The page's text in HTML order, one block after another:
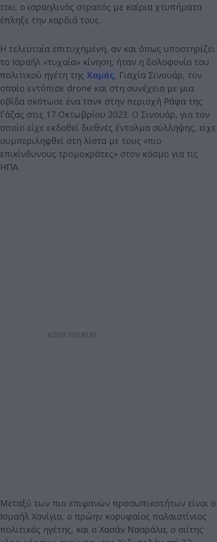
του, ο ισραηλινός στρατός με καίρια χτυπήματα
έπληξε την καρδιά τους.
Η τελευταία επιτυχημένη, αν και όπως υποστηρίζει
το Ισραήλ «τυχαία» κίνηση, ήταν η δολοφονία του
πολιτικού ηγέτη της Χαμάς, Γιαχία Σινουάρ, τον
οποίο εντόπισε drone και στη συνέχεια με μια
οβίδα σκότωσε ένα τανκ στην περιοχή Ράφα της
Γάζας στις 17 Οκτωβρίου 2023. Ο Σινουάρ, για τον
οποίο είχε εκδοθεί διεθνές ένταλμα σύλληψης, είχε
συμπεριληφθεί στη λίστα με τους «πιο
επικίνδυνους τρομοκράτες» στον κόσμο για τις
ΗΠΑ.
Μεταξύ των πιο επιφανών προσωπικοτήτων είναι ο
Ισμαήλ Χανίγια, ο πρώην κορυφαίος παλαιστίνιος
πολιτικός ηγέτης, και ο Χασάν Νασράλα, ο σιίτης